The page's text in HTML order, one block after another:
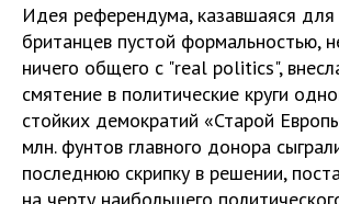
Идея референдума, казавшаяся для
британцев пустой формальностью,
ничего общего с "real politics",
смятение в политические круги
стойких демократий «Старой
млн. фунтов главного донора
последнюю скрипку в решении,
на черту наибольшего